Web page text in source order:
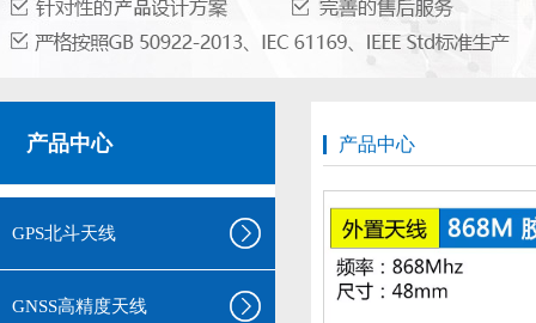
产品中心
GPS北斗天线
GNSS高精度天线
产品中心